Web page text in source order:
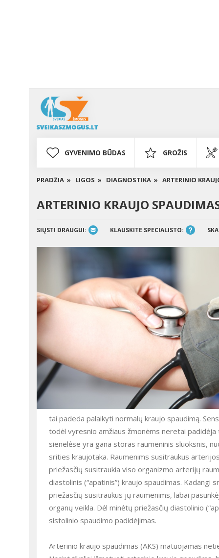
GYVENIMO BŪDAS GROŽIS
PRADŽIA » LIGOS » DIAGNOSTIKA » ARTERINIO
ARTERINIO KRAUJO
SIŲSTI DRAUGUI: KLAUSKITE SPECIALISTO:
tai padeda palaikyti normalų kraujo spaudimą.
todėl vyresnio amžiaus žmonėms neretai
sienelėse yra gana storas raumeninis sluoksnis,
srities kraujotaka. Raumenims susitraukus
priežasčių susitraukia viso organizmo arterijų
diastolinis (“apatinis”) kraujo spaudimas.
priežasčių susitraukus jų raumenims, labai
organų veikla. Dėl minėtų priežasčių diastolinio
sistolinio spaudimo padidėjimas.
Arterinio kraujo spaudimas (AKS) matuojamas